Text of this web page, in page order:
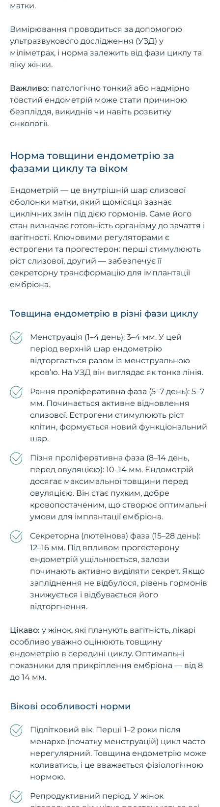
матки.
Вимірювання проводиться за допомогою
ультразвукового дослідження (УЗД) у
міліметрах, і норма залежить від фази циклу та
віку жінки.
Важливо: патологічно тонкий або надмірно
товстий ендометрій може стати причиною
безпліддя, викиднів чи навіть розвитку
онкології.
Норма товщини ендометрію за
фазами циклу та віком
Ендометрій — це внутрішній шар слизової
оболонки матки, який щомісяця зазнає
циклічних змін під дією гормонів. Саме його
стан визначає готовність організму до зачаття і
вагітності. Ключовими регуляторами є
естрогени та прогестерон: перші стимулюють
ріст слизової, другий — забезпечує її
секреторну трансформацію для імплантації
ембріона.
Товщина ендометрію в різні фази циклу
Менструація (1–4 день): 3–4 мм. У цей
період верхній шар ендометрію
відторгається разом із менструальною
кров’ю. На УЗД він виглядає як тонка лінія.
Рання проліферативна фаза (5–7 день): 5–7
мм. Починається активне відновлення
слизової. Естрогени стимулюють ріст
клітин, формується новий функціональний
шар.
Пізня проліферативна фаза (8–14 день,
перед овуляцією): 10–14 мм. Ендометрій
досягає максимальної товщини перед
овуляцією. Він стає пухким, добре
кровопостаченим, що створює оптимальні
умови для імплантації ембріона.
Секреторна (лютеїнова) фаза (15–28 день):
12–16 мм. Під впливом прогестерону
ендометрій ущільнюється, залози
починають активно виділяти секрет. Якщо
запліднення не відбулося, рівень гормонів
знижується і відбувається його
відторгнення.
Цікаво: у жінок, які планують вагітність, лікарі
особливо уважно оцінюють товщину
ендометрію в середині циклу. Оптимальні
показники для прикріплення ембріона — від 8
до 14 мм.
Вікові особливості норми
Підлітковий вік. Перші 1–2 роки після
менархе (початку менструацій) цикл часто
нерегулярний. Товщина ендометрію може
коливатись, і це вважається фізіологічною
нормою.
Репродуктивний період. У жінок